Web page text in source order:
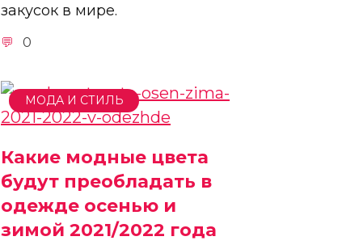
закусок в мире.
0
МОДА И СТИЛЬ
Какие модные цвета
будут преобладать в
одежде осенью и
зимой 2021/2022 года